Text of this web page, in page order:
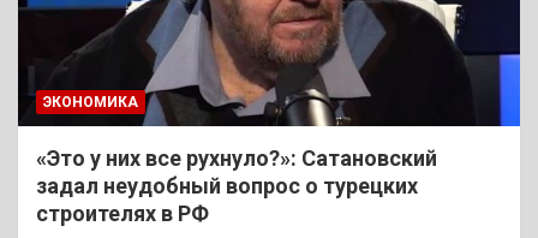
ЭКОНОМИКА
«Это у них все рухнуло?»: Сатановский
задал неудобный вопрос о турецких
строителях в РФ